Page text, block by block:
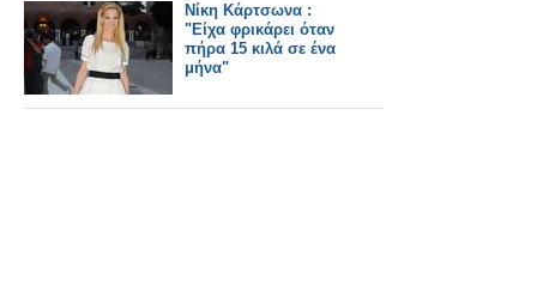
Νίκη Κάρτσωνα :
"Είχα φρικάρει όταν
πήρα 15 κιλά σε ένα
μήνα"